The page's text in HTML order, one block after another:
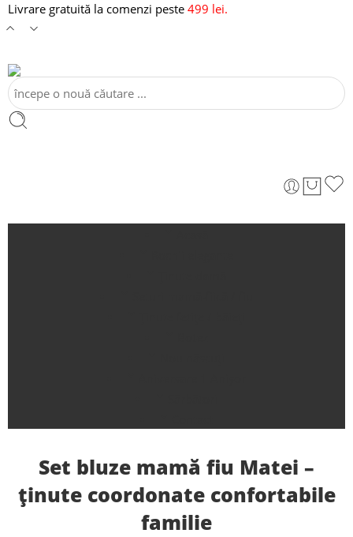
Livrare gratuită la comenzi peste 499 lei.
Set bluze mamă fiu Matei –
ținute coordonate confortabile
familie